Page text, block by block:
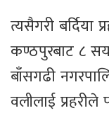
त्यसैगरी बर्दिया
कण्ठपुरबाट ८ सय
बाँसगढी
वलीलाई प्रहरीले